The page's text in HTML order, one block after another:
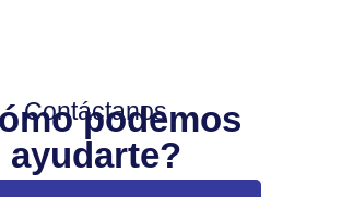
Contáctanos
podemos
ayudarte?